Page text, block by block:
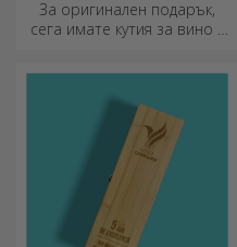
За оригинален подарък,
сега имате кутия за вино с